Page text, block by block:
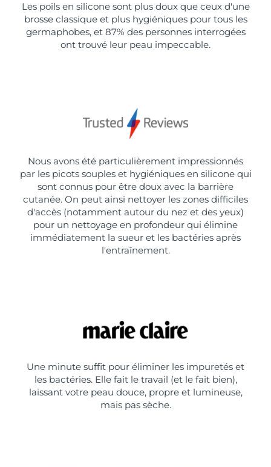
Les poils en silicone sont plus doux que ceux d'une
brosse classique et plus hygiéniques pour tous les
germaphobes, et 87% des personnes interrogées
ont trouvé leur peau impeccable.
Nous avons été particulièrement impressionnés
par les picots souples et hygiéniques en silicone qui
sont connus pour être doux avec la barrière
cutanée. On peut ainsi nettoyer les zones difficiles
d'accès (notamment autour du nez et des yeux)
pour un nettoyage en profondeur qui élimine
immédiatement la sueur et les bactéries après
l'entraînement.
Une minute suffit pour éliminer les impuretés et
les bactéries. Elle fait le travail (et le fait bien),
laissant votre peau douce, propre et lumineuse,
mais pas sèche.